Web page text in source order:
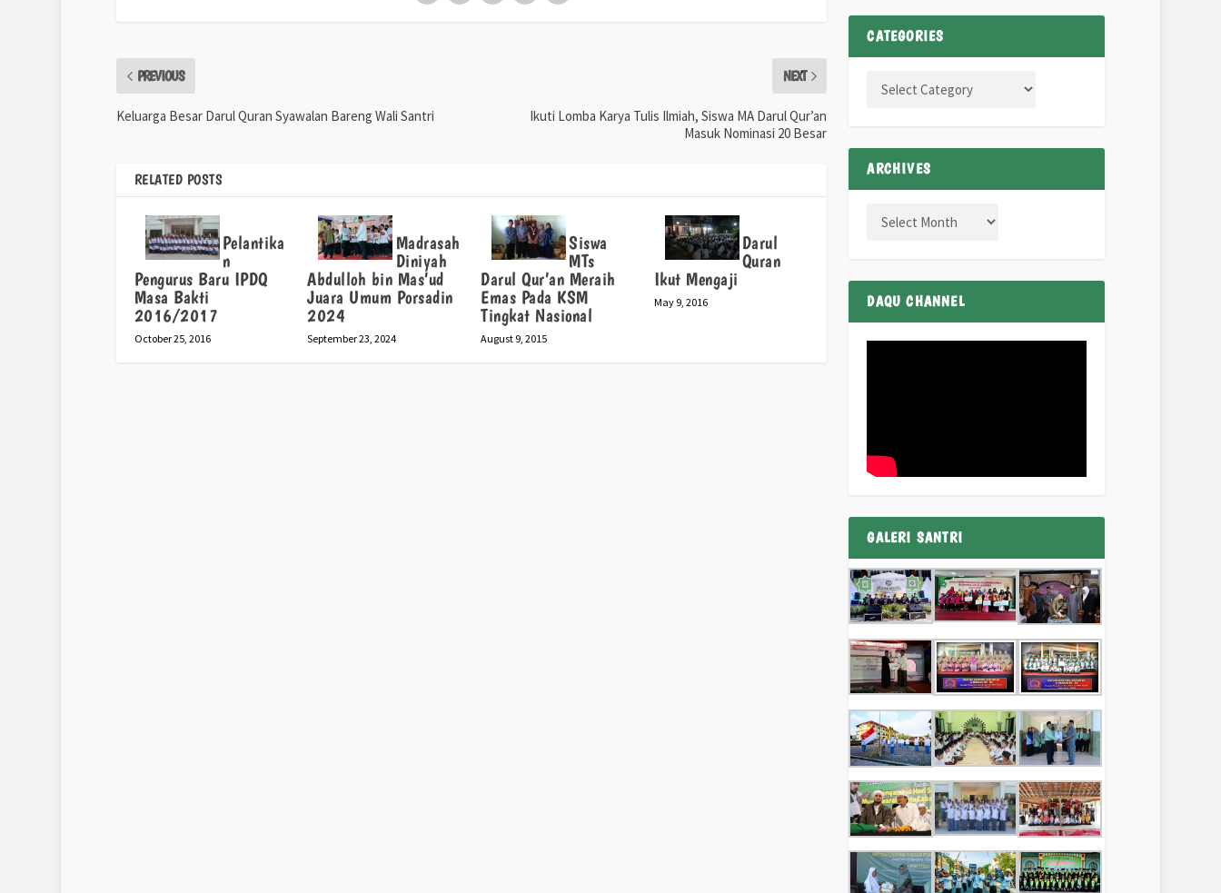
PREVIOUS
Keluarga Besar Darul Quran Syawalan Bareng Wali Santri
NEXT
Ikuti Lomba Karya Tulis Ilmiah, Siswa MA Darul Qur’an
Masuk Nominasi 20 Besar
RELATED POSTS
Pelantika
n
Pengurus Baru IPDQ
Masa Bakti
2016/2017
October 25, 2016
Madrasah
Diniyah
Abdulloh bin Mas’ud
Juara Umum Porsadin
2024
September 23, 2024
Siswa
MTs
Darul Qur’an Meraih
Emas Pada KSM
Tingkat Nasional
August 9, 2015
Darul
Quran
Ikut Mengaji
May 9, 2016
CATEGORIES
ARCHIVES
DAQU CHANNEL
GALERI SANTRI